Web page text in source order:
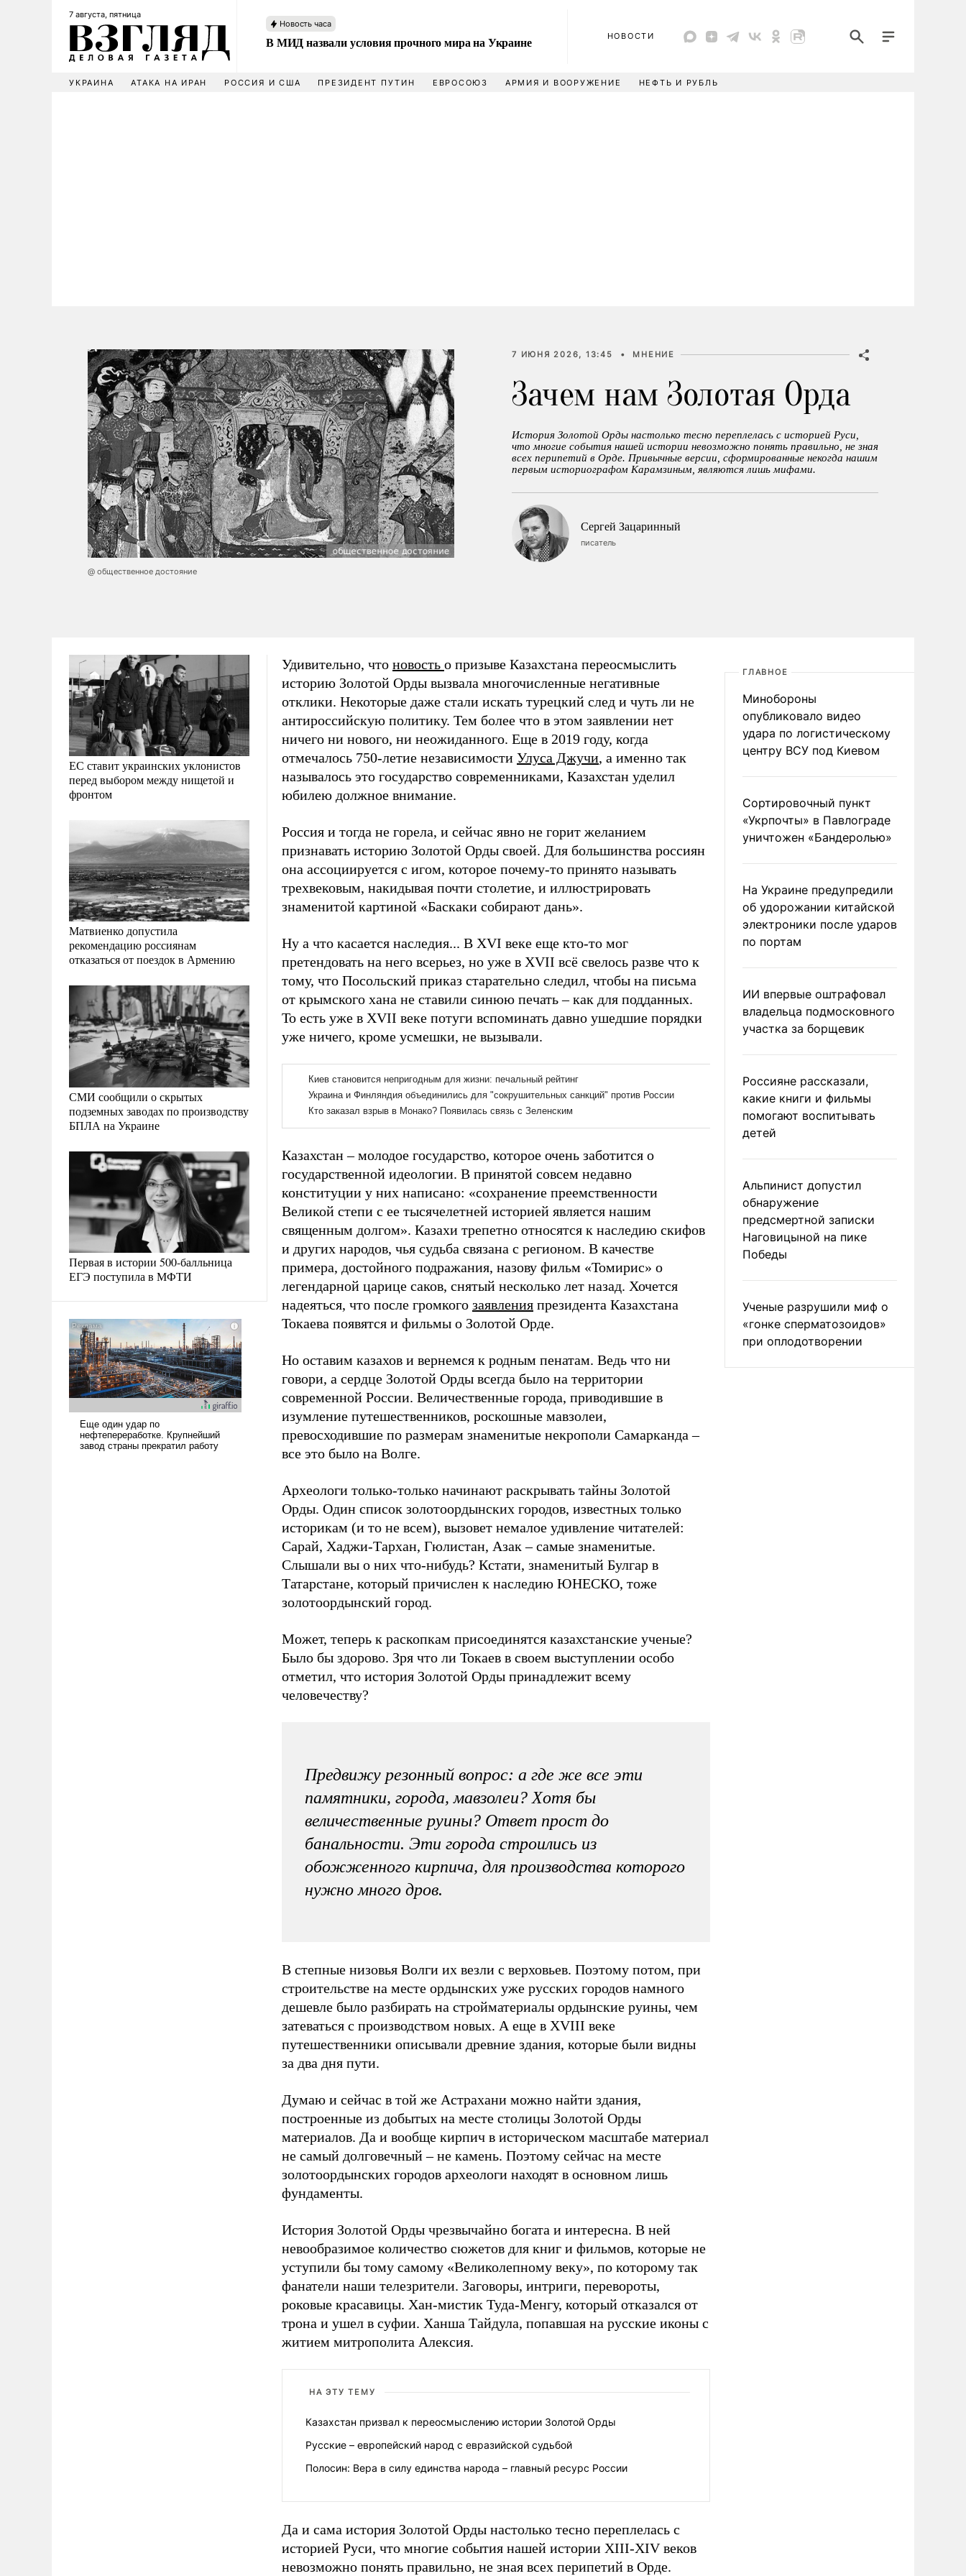
7 августа, пятница
Новость часа
В МИД назвали условия прочного мира на Украине НОВОСТИ
УКРАИНА АТАКА НА ИРАН РОССИЯ И США ПРЕЗИДЕНТ ПУТИН ЕВРОСОЮЗ АРМИЯ И ВООРУЖЕНИЕ НЕФТЬ И РУБЛЬ
@ общественное достояние
7 ИЮНЯ 2026, 13:45 • МНЕНИЕ
Зачем нам Золотая Орда
История Золотой Орды настолько тесно переплелась с историей Руси,
что многие события нашей истории невозможно понять правильно, не зная
всех перипетий в Орде. Привычные версии, сформированные некогда нашим
первым историографом Карамзиным, являются лишь мифами.
Сергей Зацаринный
писатель
ЕС ставит украинских уклонистов
перед выбором между нищетой и
фронтом
Матвиенко допустила
рекомендацию россиянам
отказаться от поездок в Армению
СМИ сообщили о скрытых
подземных заводах по производству
БПЛА на Украине
Первая в истории 500-балльница
ЕГЭ поступила в МФТИ
Удивительно, что новость о призыве Казахстана переосмыслить
историю Золотой Орды вызвала многочисленные негативные
отклики. Некоторые даже стали искать турецкий след и чуть ли не
антироссийскую политику. Тем более что в этом заявлении нет
ничего ни нового, ни неожиданного. Еще в 2019 году, когда
отмечалось 750-летие независимости Улуса Джучи, а именно так
называлось это государство современниками, Казахстан уделил
юбилею должное внимание.
Россия и тогда не горела, и сейчас явно не горит желанием
признавать историю Золотой Орды своей. Для большинства россиян
она ассоциируется с игом, которое почему-то принято называть
трехвековым, накидывая почти столетие, и иллюстрировать
знаменитой картиной «Баскаки собирают дань».
Ну а что касается наследия... В XVI веке еще кто-то мог
претендовать на него всерьез, но уже в XVII всё свелось разве что к
тому, что Посольский приказ старательно следил, чтобы на письма
от крымского хана не ставили синюю печать – как для подданных.
То есть уже в XVII веке потуги вспоминать давно ушедшие порядки
уже ничего, кроме усмешки, не вызывали.
Казахстан – молодое государство, которое очень заботится о
государственной идеологии. В принятой совсем недавно
конституции у них написано: «сохранение преемственности
Великой степи с ее тысячелетней историей является нашим
священным долгом». Казахи трепетно относятся к наследию скифов
и других народов, чья судьба связана с регионом. В качестве
примера, достойного подражания, назову фильм «Томирис» о
легендарной царице саков, снятый несколько лет назад. Хочется
надеяться, что после громкого заявления президента Казахстана
Токаева появятся и фильмы о Золотой Орде.
Но оставим казахов и вернемся к родным пенатам. Ведь что ни
говори, а сердце Золотой Орды всегда было на территории
современной России. Величественные города, приводившие в
изумление путешественников, роскошные мавзолеи,
превосходившие по размерам знаменитые некрополи Самарканда –
все это было на Волге.
Археологи только-только начинают раскрывать тайны Золотой
Орды. Один список золотоордынских городов, известных только
историкам (и то не всем), вызовет немалое удивление читателей:
Сарай, Хаджи-Тархан, Гюлистан, Азак – самые знаменитые.
Слышали вы о них что-нибудь? Кстати, знаменитый Булгар в
Татарстане, который причислен к наследию ЮНЕСКО, тоже
золотоордынский город.
Может, теперь к раскопкам присоединятся казахстанские ученые?
Было бы здорово. Зря что ли Токаев в своем выступлении особо
отметил, что история Золотой Орды принадлежит всему
человечеству?
Предвижу резонный вопрос: а где же все эти
памятники, города, мавзолеи? Хотя бы
величественные руины? Ответ прост до
банальности. Эти города строились из
обожженного кирпича, для производства которого
нужно много дров.
В степные низовья Волги их везли с верховьев. Поэтому потом, при
строительстве на месте ордынских уже русских городов намного
дешевле было разбирать на стройматериалы ордынские руины, чем
затеваться с производством новых. А еще в XVIII веке
путешественники описывали древние здания, которые были видны
за два дня пути.
Думаю и сейчас в той же Астрахани можно найти здания,
построенные из добытых на месте столицы Золотой Орды
материалов. Да и вообще кирпич в историческом масштабе материал
не самый долговечный – не камень. Поэтому сейчас на месте
золотоордынских городов археологи находят в основном лишь
фундаменты.
История Золотой Орды чрезвычайно богата и интересна. В ней
невообразимое количество сюжетов для книг и фильмов, которые не
уступили бы тому самому «Великолепному веку», по которому так
фанатели наши телезрители. Заговоры, интриги, перевороты,
роковые красавицы. Хан-мистик Туда-Менгу, который отказался от
трона и ушел в суфии. Ханша Тайдула, попавшая на русские иконы с
житием митрополита Алексия.
НА ЭТУ ТЕМУ
Казахстан призвал к переосмыслению истории Золотой Орды
Русские – европейский народ с евразийской судьбой
Полосин: Вера в силу единства народа – главный ресурс России
Да и сама история Золотой Орды настолько тесно переплелась с
историей Руси, что многие события нашей истории XIII-XIV веков
невозможно понять правильно, не зная всех перипетий в Орде.
ГЛАВНОЕ
Минобороны
опубликовало видео
удара по логистическому
центру ВСУ под Киевом
Сортировочный пункт
«Укрпочты» в Павлограде
уничтожен «Бандеролью»
На Украине предупредили
об удорожании китайской
электроники после ударов
по портам
ИИ впервые оштрафовал
владельца подмосковного
участка за борщевик
Россияне рассказали,
какие книги и фильмы
помогают воспитывать
детей
Альпинист допустил
обнаружение
предсмертной записки
Наговицыной на пике
Победы
Ученые разрушили миф о
«гонке сперматозоидов»
при оплодотворении